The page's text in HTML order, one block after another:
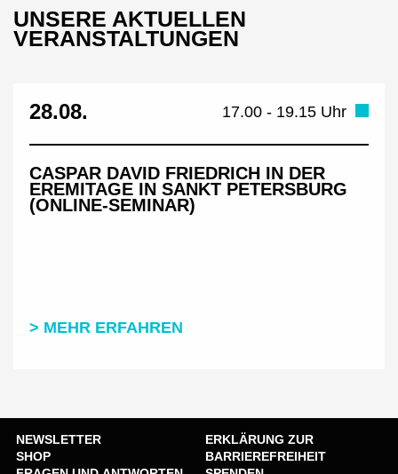
UNSERE AKTUELLEN
VERANSTALTUNGEN
28.08. 17.00 - 19.15 Uhr
CASPAR DAVID FRIEDRICH IN DER
EREMITAGE IN SANKT PETERSBURG
(ONLINE-SEMINAR)
> MEHR ERFAHREN
NEWSLETTER
SHOP
ERKLÄRUNG ZUR
BARRIEREFREIHEIT